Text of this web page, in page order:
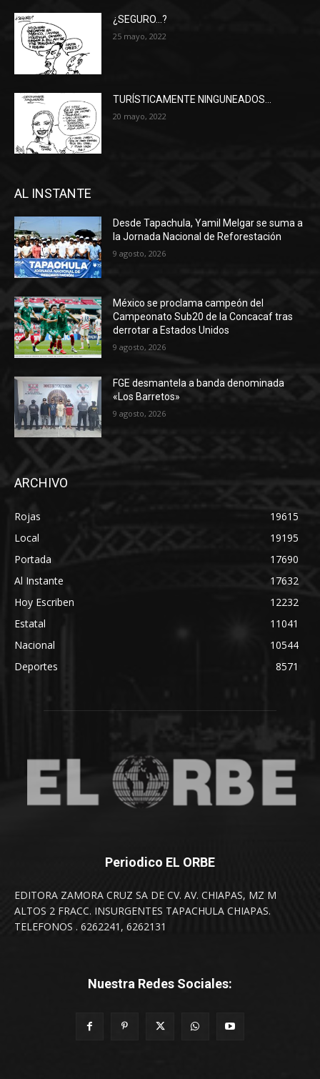
¿SEGURO…?
25 mayo, 2022
TURÍSTICAMENTE NINGUNEADOS…
20 mayo, 2022
AL INSTANTE
Desde Tapachula, Yamil Melgar se suma a
la Jornada Nacional de Reforestación
9 agosto, 2026
México se proclama campeón del
Campeonato Sub20 de la Concacaf tras
derrotar a Estados Unidos
9 agosto, 2026
FGE desmantela a banda denominada
«Los Barretos»
9 agosto, 2026
ARCHIVO
Rojas
19615
Local
19195
Portada
17690
Al Instante
17632
Hoy Escriben
12232
Estatal
11041
Nacional
10544
Deportes
8571
Periodico EL ORBE
EDITORA ZAMORA CRUZ SA DE CV. AV. CHIAPAS, MZ M
ALTOS 2 FRACC. INSURGENTES TAPACHULA CHIAPAS.
TELEFONOS . 6262241, 6262131
Nuestra Redes Sociales: